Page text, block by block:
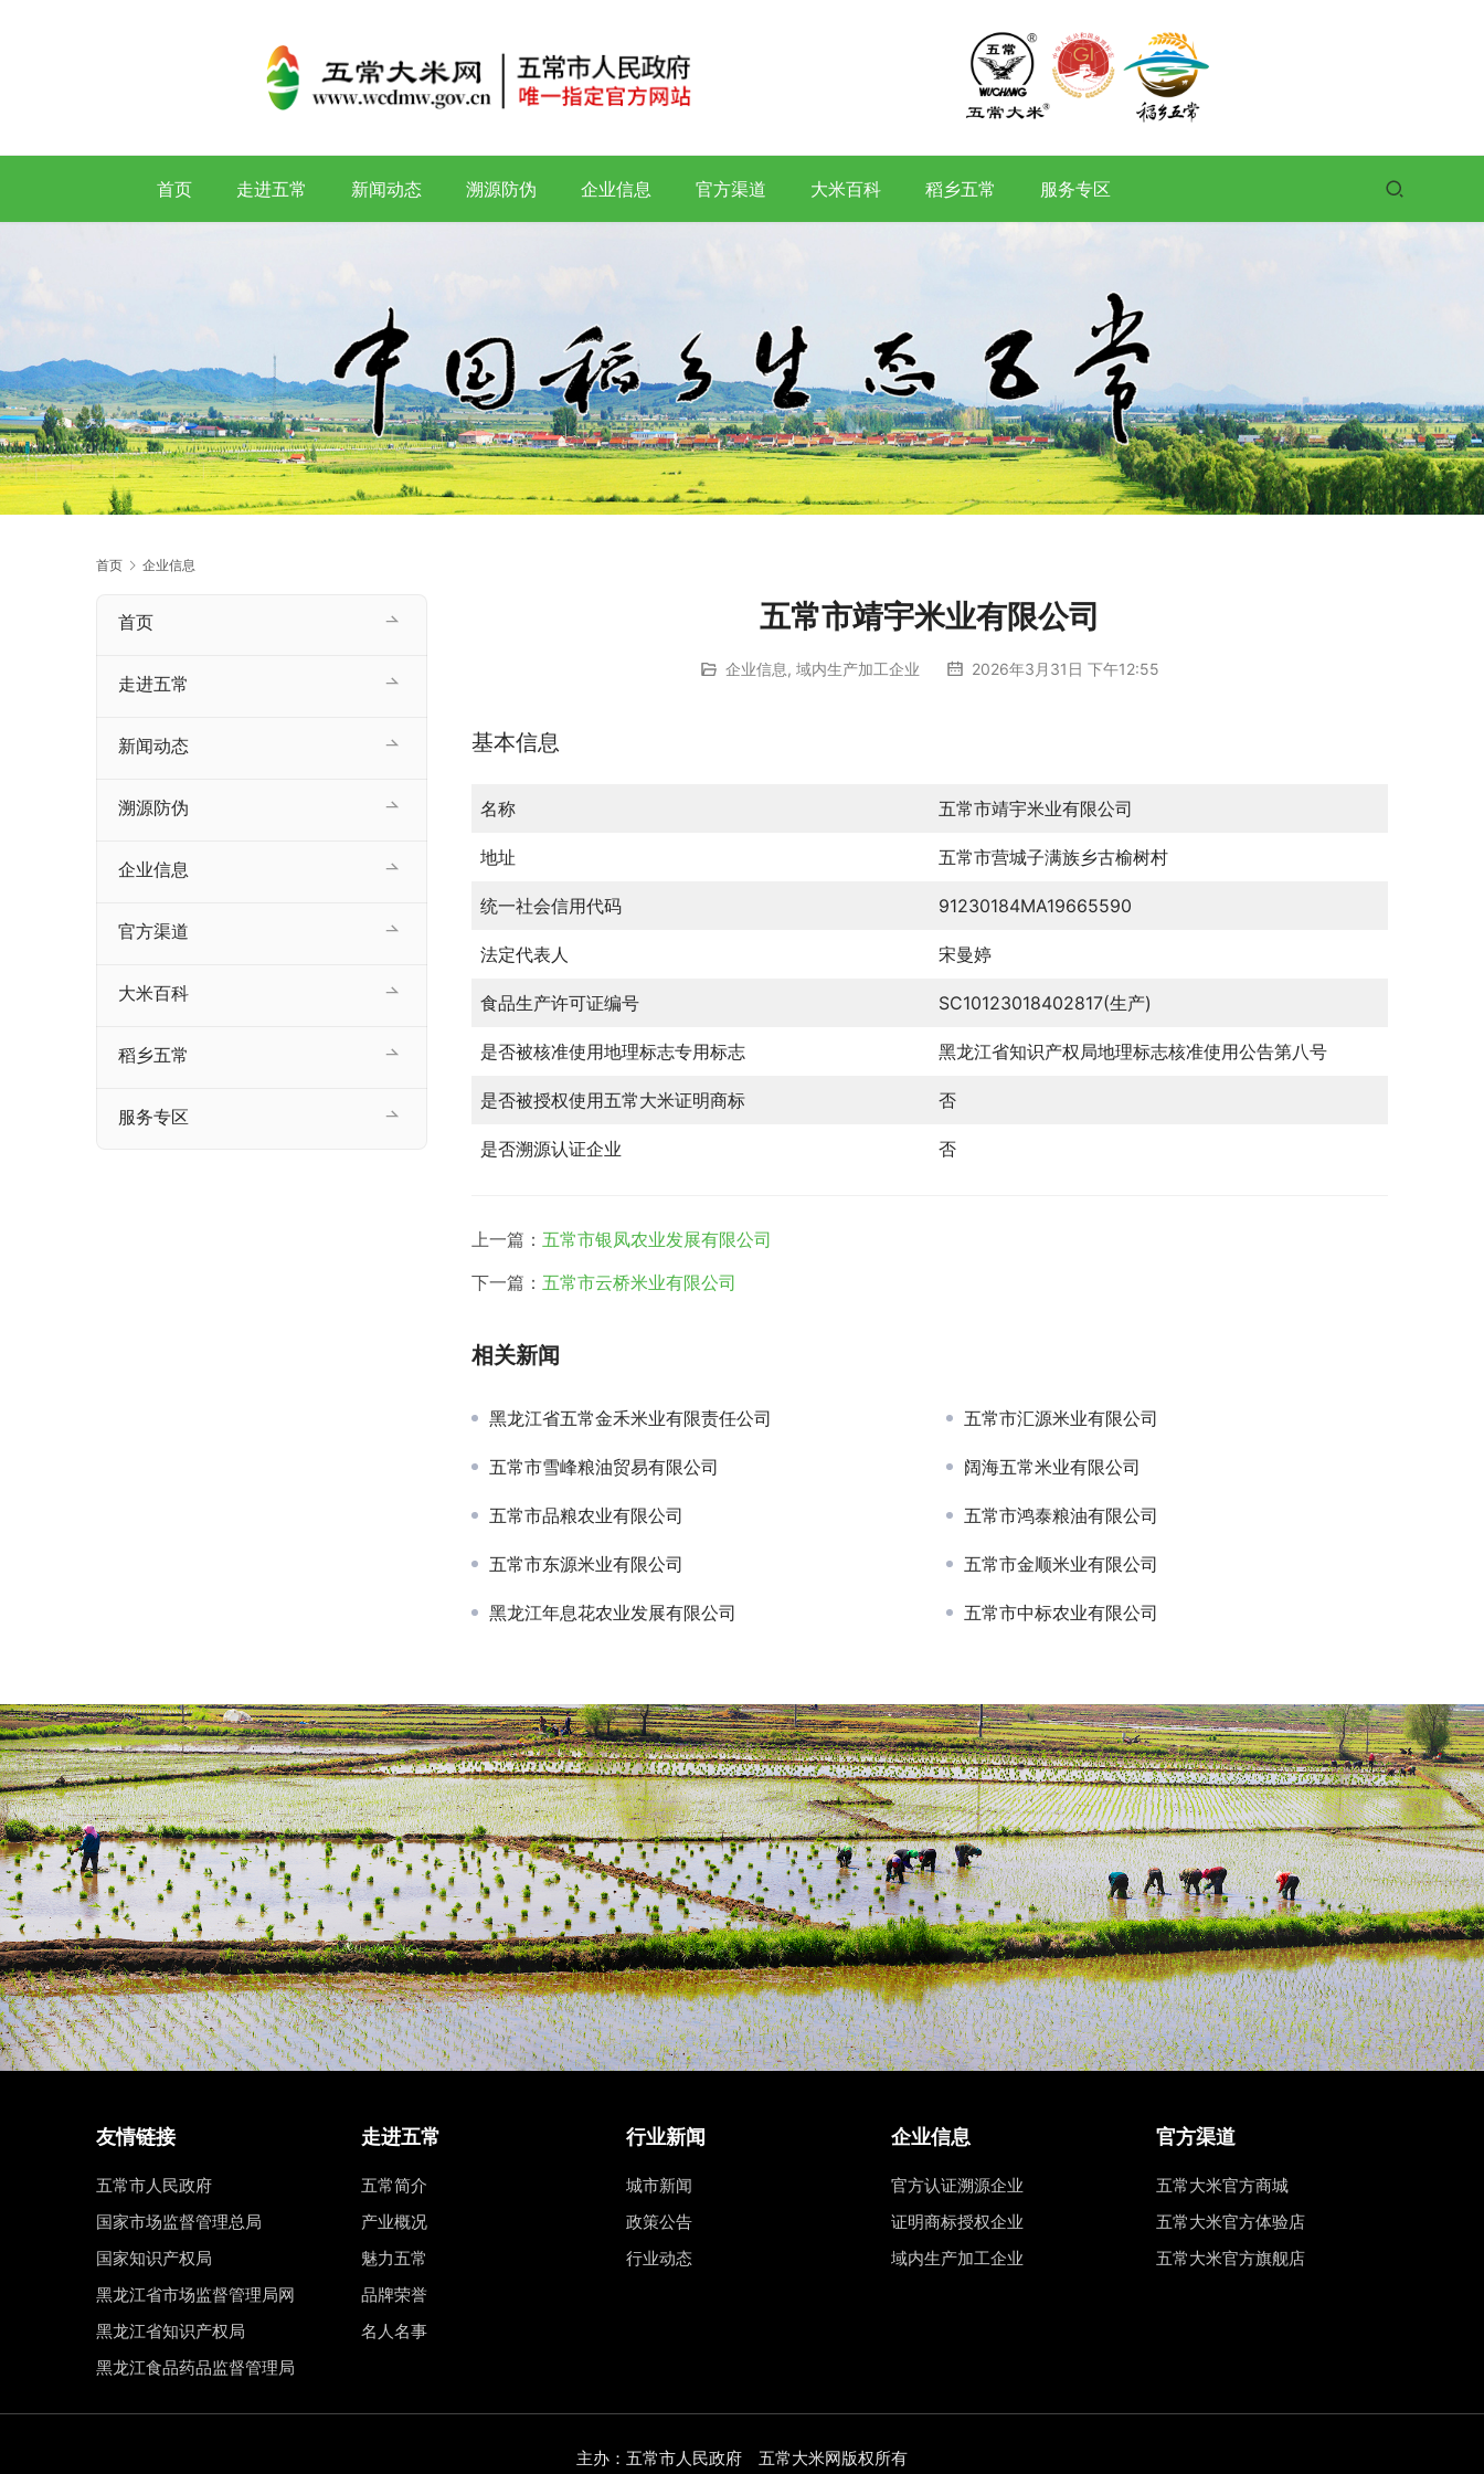
首页 走进五常 新闻动态 溯源防伪 企业信息 官方渠道 大米百科 稻乡五常 服务专区
首页 企业信息
五常市靖宇米业有限公司
企业信息, 域内生产加工企业 2026年3月31日 下午12:55
基本信息
名称 五常市靖宇米业有限公司
地址 五常市营城子满族乡古榆树村
统一社会信用代码 91230184MA19665590
法定代表人 宋曼婷
食品生产许可证编号 SC10123018402817(生产)
是否被核准使用地理标志专用标志 黑龙江省知识产权局地理标志核准使用公告第八号
是否被授权使用五常大米证明商标 否
是否溯源认证企业 否
上一篇： 五常市银凤农业发展有限公司
下一篇： 五常市云桥米业有限公司
相关新闻
黑龙江省五常金禾米业有限责任公司 五常市汇源米业有限公司
五常市雪峰粮油贸易有限公司 阔海五常米业有限公司
五常市品粮农业有限公司 五常市鸿泰粮油有限公司
五常市东源米业有限公司 五常市金顺米业有限公司
黑龙江年息花农业发展有限公司 五常市中标农业有限公司
首页
走进五常
新闻动态
溯源防伪
企业信息
官方渠道
大米百科
稻乡五常
服务专区
友情链接
五常市人民政府
国家市场监督管理总局
国家知识产权局
黑龙江省市场监督管理局网
黑龙江省知识产权局
黑龙江食品药品监督管理局
走进五常
五常简介
产业概况
魅力五常
品牌荣誉
名人名事
行业新闻
城市新闻
政策公告
行业动态
企业信息
官方认证溯源企业
证明商标授权企业
域内生产加工企业
官方渠道
五常大米官方商城
五常大米官方体验店
五常大米官方旗舰店
主办：五常市人民政府 五常大米网版权所有